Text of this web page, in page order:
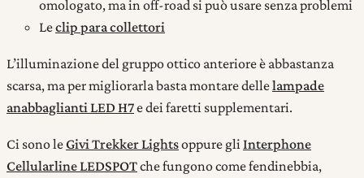
omologato, ma in off-road si può usare senza problemi
Leclip para collettori
L’illuminazione del gruppo ottico anteriore è abbastanza
scarsa, ma per migliorarla basta montare dellelampade
anabbaglianti LED H7e dei faretti supplementari.
Ci sono leGivi Trekker Lightsoppure gli Interphone
Cellularline LEDSPOTche fungono come fendinebbia,